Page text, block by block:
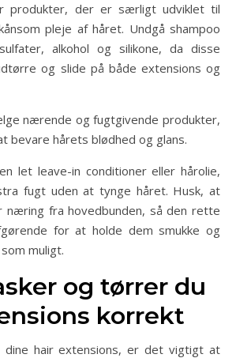
produkter, der er særligt udviklet til
pleje af håret. Undgå shampoo
alkohol og silikone, da disse
og slide på både extensions og
nærende og fugtgivende produkter,
bevare hårets blødhed og glans.
let leave-in conditioner eller hårolie,
fugt uden at tynge håret. Husk, at
næring fra hovedbunden, så den rette
for at holde dem smukke og
muligt.
og tørrer du
korrekt
dine hair extensions, er det vigtigt at